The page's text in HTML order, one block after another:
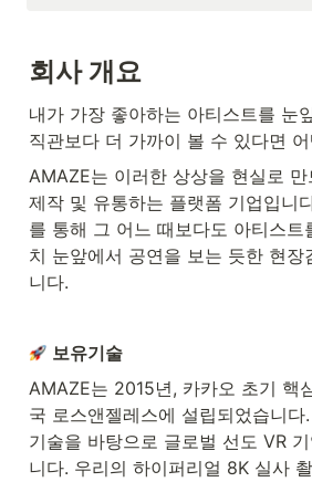
회사 개요
내가 가장 좋아하는 아티스트를 눈
직관보다 더 가까이 볼 수 있다면
AMAZE는 이러한 상상을 현실로
제작 및 유통하는 플랫폼 기업입니
를 통해 그 어느 때보다도 아티스트
치 눈앞에서 공연을 보는 듯한 현장
니다.
보유기술
AMAZE는 2015년, 카카오 초기 핵
국 로스앤젤레스에 설립되었습니
기술을 바탕으로 글로벌 선도 VR
니다. 우리의 하이퍼리얼 8K 실사